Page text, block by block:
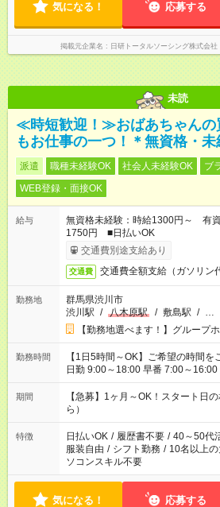
気になる！ 応募する
掲載元企業名 日研トータルソーシング株式会
未読
≪時短歓迎！≫おばあちゃんの
もお仕事の一つ！＊無資格・
派遣 職種未経験OK 社会人未経験OK
ブ
WEB登録・面接OK
給与
無資格未経験：時給1300円～ 有
1750円 ■日払いOK
交通費別途支給あり
交通費 交通費全額支給（ガソリン
勤務地
群馬県渋川市
渋川駅 / 八木原駅 / 敷島駅 / …
【勤務地選べます！】グループ
勤務時間
【1日5時間～OK】ご希望の時間をご相談
日勤 9:00～18:00 早番 7:00～
短 10:00～15:00 上記はあくまで一例です。 「夕方までには帰宅
しておきたい」 「朝はゆっくりの
間を有効に使いたい」 など、ご希
ね。
期間
【急募】1ヶ月～OK！スタート日
ら）
特徴 日払いOK / 履歴書不要 / 40～50代
服装自由 / シフト勤務 / 10名以上
ソコンスキル不要
気になる！ 応募する